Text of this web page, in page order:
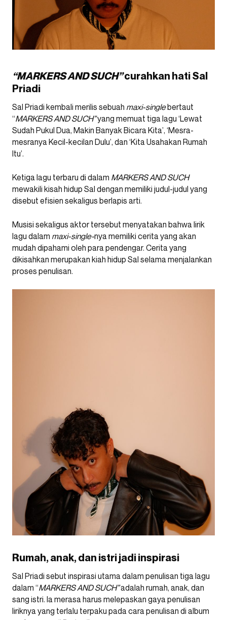
“MARKERS AND SUCH”curahkan hati Sal
Priadi
Sal Priadi kembali merilis sebuah maxi-singlebertaut
“MARKERS AND SUCH”yang memuat tiga lagu ‘Lewat
Sudah Pukul Dua, Makin Banyak Bicara Kita’, ‘Mesra-
mesranya Kecil-kecilan Dulu’, dan ‘Kita Usahakan Rumah
Itu’.
Ketiga lagu terbaru di dalam MARKERS AND SUCH
mewakili kisah hidup Sal dengan memiliki judul-judul yang
disebut efisien sekaligus berlapis arti.
Musisi sekaligus aktor tersebut menyatakan bahwa lirik
lagu dalam maxi-single-nya memiliki cerita yang akan
mudah dipahami oleh para pendengar. Cerita yang
dikisahkan merupakan kiah hidup Sal selama menjalankan
proses penulisan.
Rumah, anak, dan istri jadi inspirasi
Sal Priadi sebut inspirasi utama dalam penulisan tiga lagu
dalam “MARKERS AND SUCH”adalah rumah, anak, dan
sang istri. Ia merasa harus melepaskan gaya penulisan
liriknya yang terlalu terpaku pada cara penulisan di album